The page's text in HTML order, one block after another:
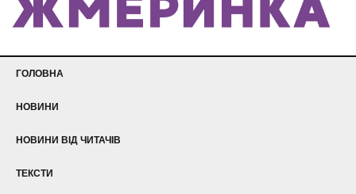
ГОЛОВНА
НОВИНИ
НОВИНИ ВІД ЧИТАЧІВ
ТЕКСТИ